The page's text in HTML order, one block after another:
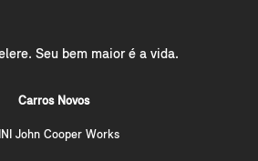
Seu bem maior é a vida.
Carros Novos
John Cooper Works